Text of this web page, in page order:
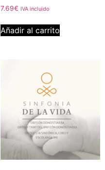
7.69€ IVA incluido
Añadir al carrito